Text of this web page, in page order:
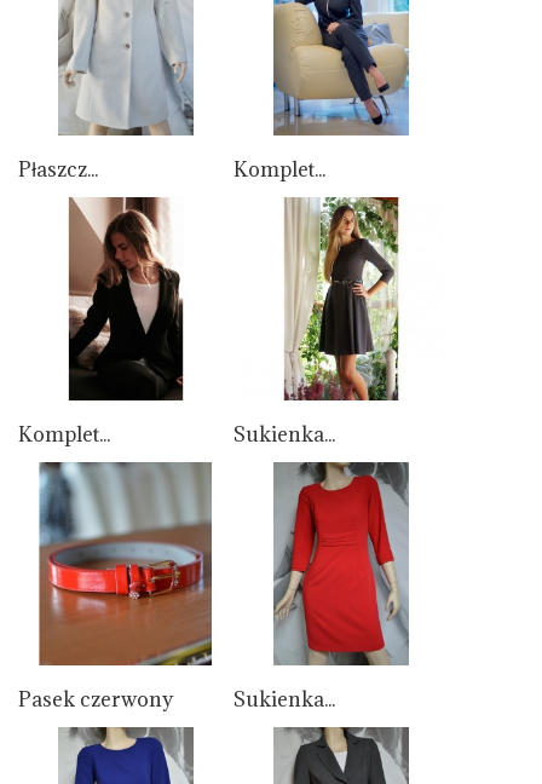
Płaszcz... Komplet...
Komplet... Sukienka...
Pasek czerwony Sukienka...